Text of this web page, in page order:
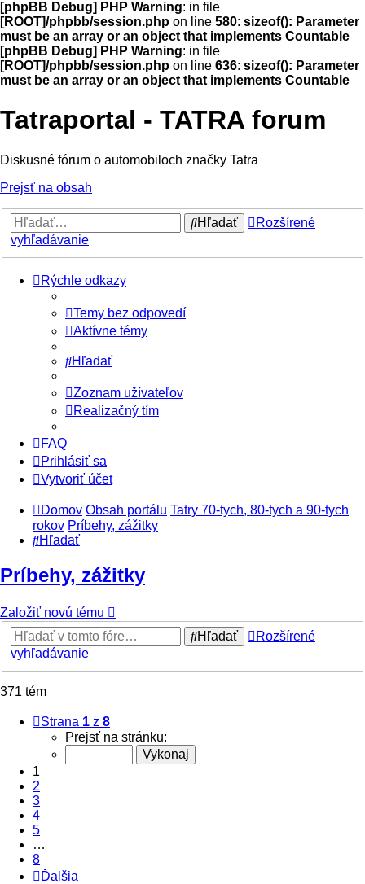
[phpBB Debug] PHP Warning: in file
[ROOT]/phpbb/session.php on line 580: sizeof(): Parameter
must be an array or an object that implements Countable
[phpBB Debug] PHP Warning: in file
[ROOT]/phpbb/session.php on line 636: sizeof(): Parameter
must be an array or an object that implements Countable
Tatraportal - TATRA forum
Diskusné fórum o automobiloch značky Tatra
Prejsť na obsah
Hľadať
Rozšírené
vyhľadávanie
Rýchle odkazy
Temy bez odpovedí
Aktívne témy
Hľadať
Zoznam užívateľov
Realizačný tím
FAQ
Prihlásiť sa
Vytvoriť účet
Domov Obsah portálu Tatry 70-tych, 80-tych a 90-tych
rokov Príbehy, zážitky
Hľadať
Príbehy, zážitky
Založiť novú tému
Hľadať
Rozšírené
vyhľadávanie
371 tém
Strana 1 z 8
Prejsť na stránku:
1
2
3
4
5
…
8
Ďalšia